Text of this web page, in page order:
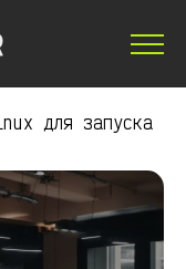
для запуска